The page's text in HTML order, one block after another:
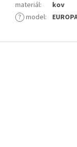
materiál:
kov
? model: